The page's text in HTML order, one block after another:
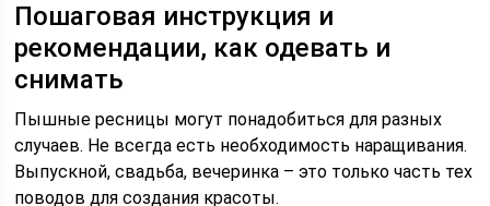
Пошаговая инструкция и
рекомендации, как одевать и
снимать
Пышные ресницы могут понадобиться для разных
случаев. Не всегда есть необходимость наращивания.
Выпускной, свадьба, вечеринка – это только часть тех
поводов для создания красоты.